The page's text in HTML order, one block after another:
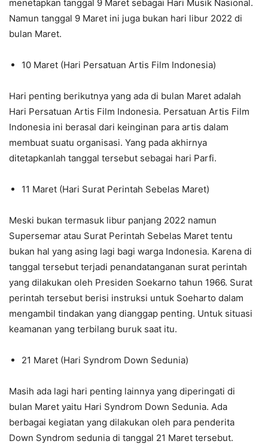
menetapkan tanggal 9 Maret sebagai Hari Musik Nasional.
Namun tanggal 9 Maret ini juga bukan hari libur 2022 di
bulan Maret.
10 Maret (Hari Persatuan Artis Film Indonesia)
Hari penting berikutnya yang ada di bulan Maret adalah
Hari Persatuan Artis Film Indonesia. Persatuan Artis Film
Indonesia ini berasal dari keinginan para artis dalam
membuat suatu organisasi. Yang pada akhirnya
ditetapkanlah tanggal tersebut sebagai hari Parfi.
11 Maret (Hari Surat Perintah Sebelas Maret)
Meski bukan termasuk libur panjang 2022 namun
Supersemar atau Surat Perintah Sebelas Maret tentu
bukan hal yang asing lagi bagi warga Indonesia. Karena di
tanggal tersebut terjadi penandatanganan surat perintah
yang dilakukan oleh Presiden Soekarno tahun 1966. Surat
perintah tersebut berisi instruksi untuk Soeharto dalam
mengambil tindakan yang dianggap penting. Untuk situasi
keamanan yang terbilang buruk saat itu.
21 Maret (Hari Syndrom Down Sedunia)
Masih ada lagi hari penting lainnya yang diperingati di
bulan Maret yaitu Hari Syndrom Down Sedunia. Ada
berbagai kegiatan yang dilakukan oleh para penderita
Down Syndrom sedunia di tanggal 21 Maret tersebut.